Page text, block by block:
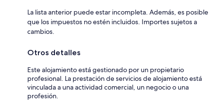
La lista anterior puede estar incompleta. Además, es posible
que los impuestos no estén incluidos. Importes sujetos a
cambios.
Otros detalles
Este alojamiento está gestionado por un propietario
profesional. La prestación de servicios de alojamiento está
vinculada a una actividad comercial, un negocio o una
profesión.